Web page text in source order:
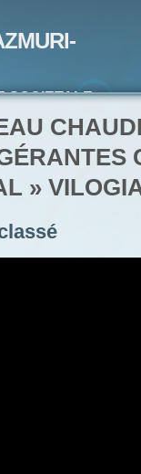
SOCIETALE-
»